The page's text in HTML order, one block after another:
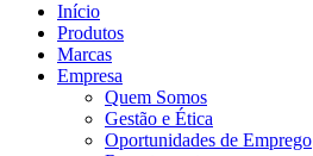
Início
Produtos
Marcas
Empresa
Quem Somos
Gestão e Ética
Oportunidades de Emprego